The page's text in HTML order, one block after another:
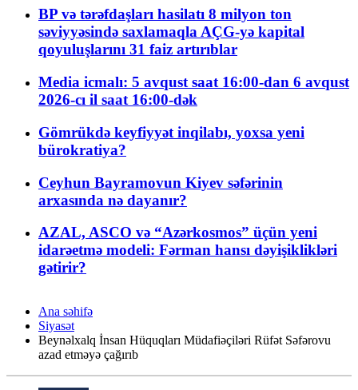
BP və tərəfdaşları hasilatı 8 milyon ton
səviyyəsində saxlamaqla AÇG-yə kapital
qoyuluşlarını 31 faiz artırıblar
Media icmalı: 5 avqust saat 16:00-dan 6 avqust
2026-cı il saat 16:00-dək
Gömrükdə keyfiyyət inqilabı, yoxsa yeni
bürokratiya?
Ceyhun Bayramovun Kiyev səfərinin
arxasında nə dayanır?
AZAL, ASCO və “Azərkosmos” üçün yeni
idarəetmə modeli: Fərman hansı dəyişiklikləri
gətirir?
Ana səhifə
Siyasət
Beynəlxalq İnsan Hüquqları Müdafiəçiləri Rüfət Səfərovu
azad etməyə çağırıb